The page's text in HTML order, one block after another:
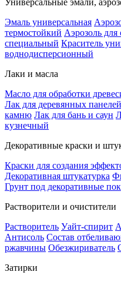
Универсальные эмали,
Эмаль универсальная
термостойкий Аэрозоль для
специальный Краситель
воднодисперсионный
Лаки и масла
Масло для обработки
Лак для деревянных панелей
камню Лак для бань и саун
кузнечный
Декоративные краски и
Краски для создания
Декоративная штукатурка
Грунт под декоративные
Растворители и очистители
Растворитель Уайт-спирит
Антисоль Состав
ржавчины Обезжириватель
Затирки